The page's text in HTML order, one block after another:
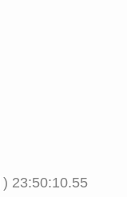
23:50:10.55